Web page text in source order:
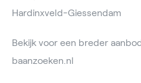
Hardinxveld-Giessendam
Bekijk voor een breder
baanzoeken.nl